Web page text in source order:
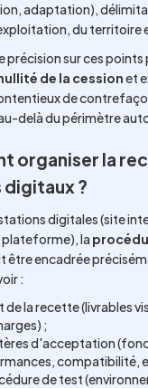
adaptation),
du territoire
précision sur ces points
de la cessionet
de
delà du périmètre
organiser la
digitaux ?
digitales (site
la
être encadrée
:
la recette (livrables
;
d'acceptation
compatibilité,
de test